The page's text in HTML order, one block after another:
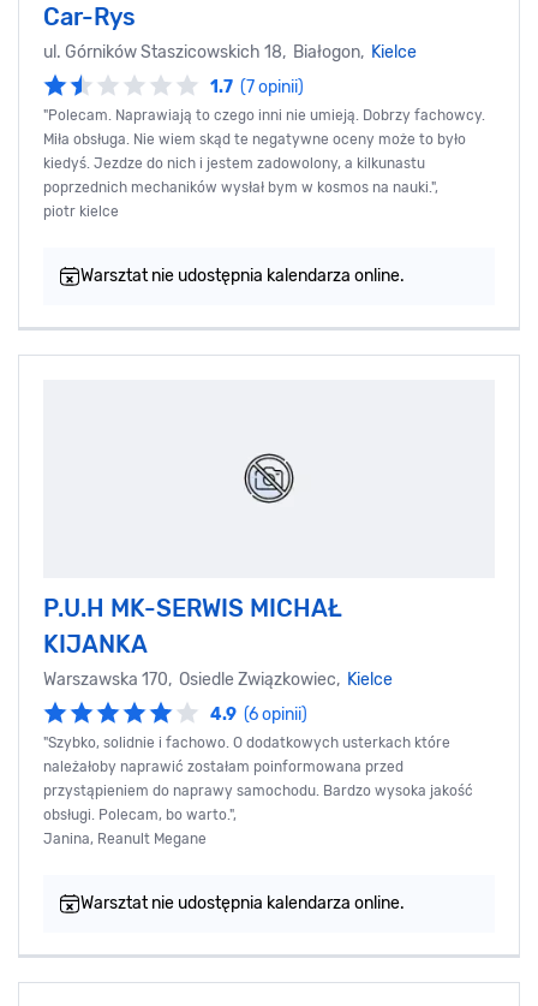
Car-Rys
ul. Górników Staszicowskich 18, Białogon, Kielce
1.7 (7 opinii)
"Polecam. Naprawiają to czego inni nie umieją. Dobrzy fachowcy.
Miła obsługa. Nie wiem skąd te negatywne oceny może to było
kiedyś. Jezdze do nich i jestem zadowolony, a kilkunastu
poprzednich mechaników wysłał bym w kosmos na nauki.",
piotr kielce
Warsztat nie udostępnia kalendarza online.
P.U.H MK-SERWIS MICHAŁ
KIJANKA
Warszawska 170, Osiedle Związkowiec, Kielce
4.9 (6 opinii)
"Szybko, solidnie i fachowo. O dodatkowych usterkach które
należałoby naprawić zostałam poinformowana przed
przystąpieniem do naprawy samochodu. Bardzo wysoka jakość
obsługi. Polecam, bo warto.",
Janina, Reanult Megane
Warsztat nie udostępnia kalendarza online.